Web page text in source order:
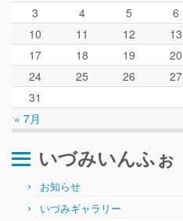
« 7月
3
4 5 6
10
11 12 13
17
18 19 20
24
25 26 27
31
いづみいんふぉ
お知らせ
いづみギャラリー